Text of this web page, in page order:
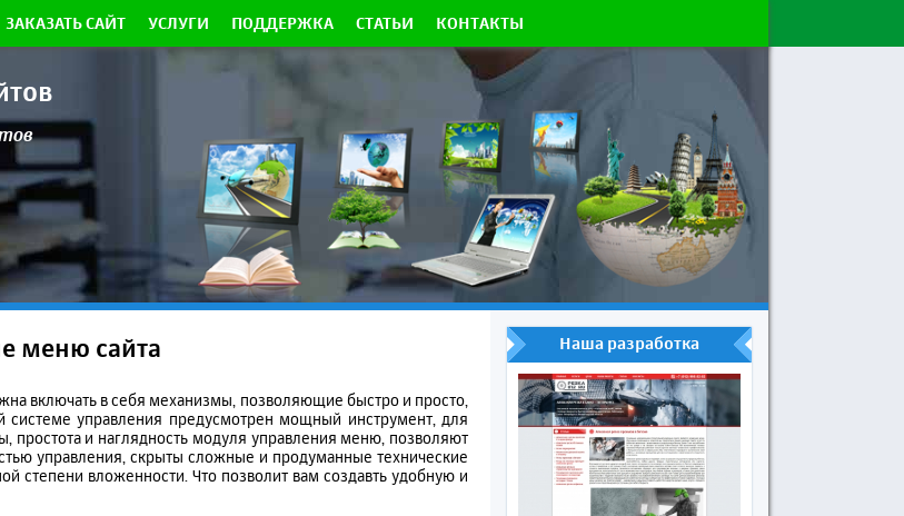
ЗАКАЗАТЬ САЙТ УСЛУГИ ПОДДЕРЖКА СТАТЬИ КОНТАКТЫ
меню сайта
включать в себя механизмы, позволяющие быстро и просто,
управления предусмотрен мощный инструмент, для
простота и наглядность модуля управления меню, позволяют
управления, скрыты сложные и продуманные технические
вложенности. Что позволит вам создавть удобную и
Наша разработка